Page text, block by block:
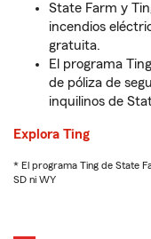
State Farm y
incendios
gratuita.
El programa
de póliza de
inquilinos de
Explora Ting
* El programa Ting de State
SD ni WY